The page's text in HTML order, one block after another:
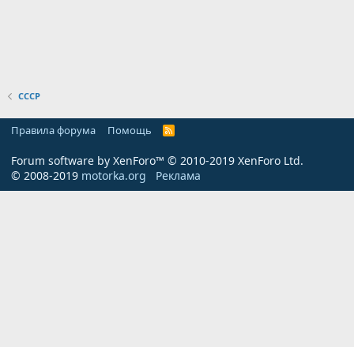
СССР
Правила форума Помощь
R
Forum software by XenForo™ © 2010-2019 XenForo Ltd.
© 2008-2019 motorka.org Реклама